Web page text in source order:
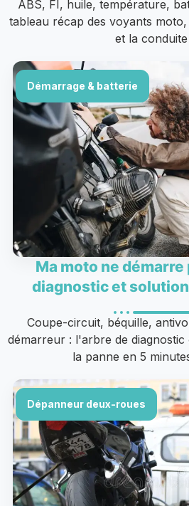
ABS, FI, huile, température,
tableau récap des voyants
et la conduite
Démarrage & batterie
Ma moto ne démarre
diagnostic et
Coupe-circuit, béquille,
démarreur : l'arbre de
la panne en 5
Dépanneur deux-roues